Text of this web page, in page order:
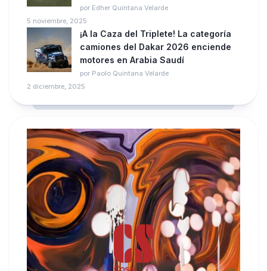
por Edher Quintana Velarde
5 noviembre, 2025
¡A la Caza del Triplete! La categoría
camiones del Dakar 2026 enciende
motores en Arabia Saudí
por Paolo Quintana Velarde
2 diciembre, 2025